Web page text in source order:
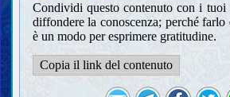
Condividi questo contenuto con i tuoi
diffondere la conoscenza; perché farlo
è un modo per esprimere gratitudine.
Copia il link del contenuto